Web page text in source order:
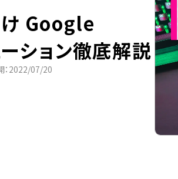
Google
ション徹底解説
：2022/07/20